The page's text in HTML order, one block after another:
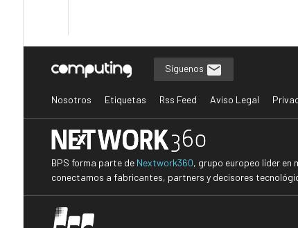
Síguenos
Nosotros Etiquetas Rss Feed Aviso Legal
BPS forma parte de Nextwork360, grupo europeo líder
conectamos a fabricantes, partners y decisores